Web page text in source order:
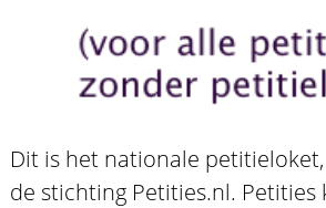
Dit is het nationale
de stichting Petities.nl. Petities